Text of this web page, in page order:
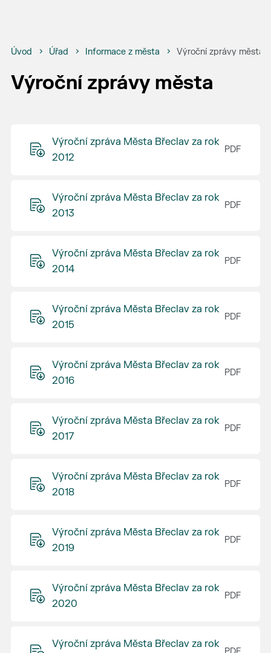
Úvod Úřad Informace z města Výroční zprávy města
Výroční zprávy města
Výroční zpráva Města Břeclav za rok
2012
Výroční zpráva Města Břeclav za rok
2013
Výroční zpráva Města Břeclav za rok
2014
Výroční zpráva Města Břeclav za rok
2015
Výroční zpráva Města Břeclav za rok
2016
Výroční zpráva Města Břeclav za rok
2017
Výroční zpráva Města Břeclav za rok
2018
Výroční zpráva Města Břeclav za rok
2019
Výroční zpráva Města Břeclav za rok
2020
Výroční zpráva Města Břeclav za rok